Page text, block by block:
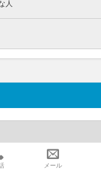
人
メール